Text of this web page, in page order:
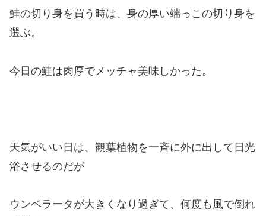
鮭の切り身を買う時は、身の厚い端っこの切り身を
選ぶ。
今日の鮭は肉厚でメッチャ美味しかった。
天気がいい日は、観葉植物を一斉に外に出して日光
浴させるのだが
ウンベラータが大きくなり過ぎて、何度も風で倒れ